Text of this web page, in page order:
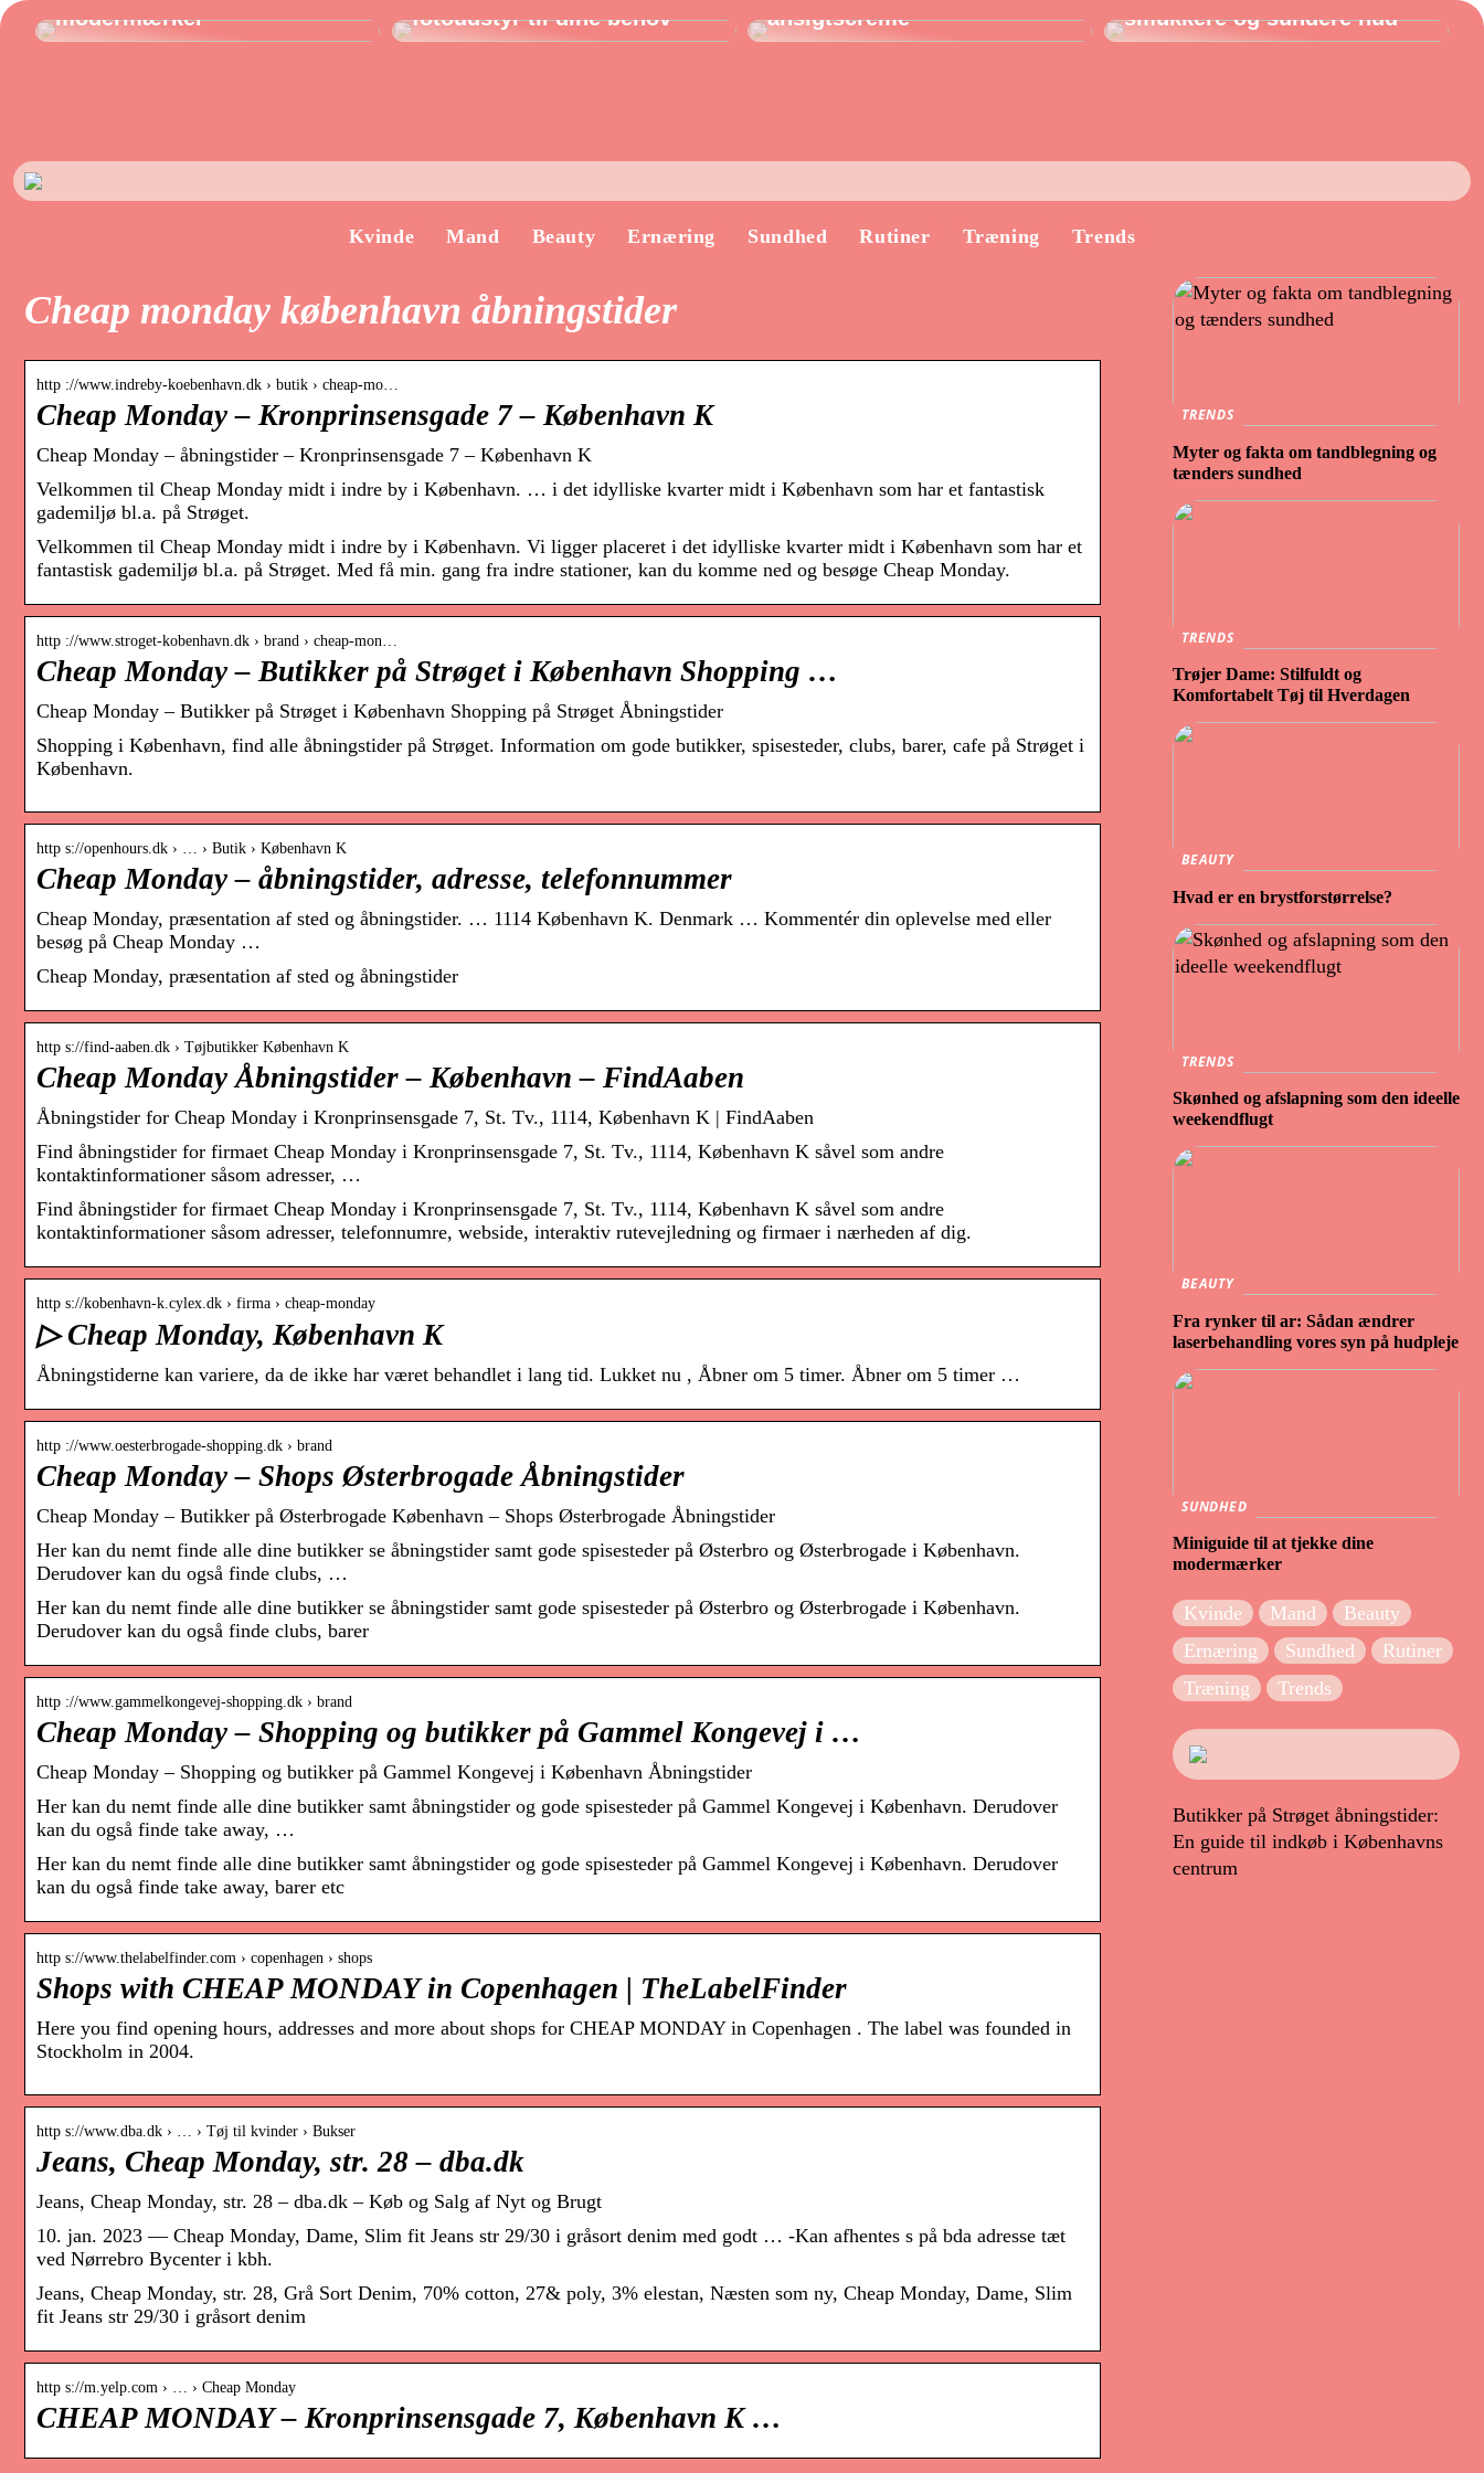
modermærker
fotoudstyr til dine behov
ansigtscreme
smukkere og sundere hud
Kvinde Mand Beauty Ernæring Sundhed Rutiner Træning Trends
Cheap monday københavn åbningstider
http ://www.indreby-koebenhavn.dk › butik › cheap-mo…
Cheap Monday – Kronprinsensgade 7 – København K
Cheap Monday – åbningstider – Kronprinsensgade 7 – København K
Velkommen til Cheap Monday midt i indre by i København. … i det idylliske kvarter midt i København som har et fantastisk
gademiljø bl.a. på Strøget.
Velkommen til Cheap Monday midt i indre by i København. Vi ligger placeret i det idylliske kvarter midt i København som har et
fantastisk gademiljø bl.a. på Strøget. Med få min. gang fra indre stationer, kan du komme ned og besøge Cheap Monday.
http ://www.stroget-kobenhavn.dk › brand › cheap-mon…
Cheap Monday – Butikker på Strøget i København Shopping …
Cheap Monday – Butikker på Strøget i København Shopping på Strøget Åbningstider
Shopping i København, find alle åbningstider på Strøget. Information om gode butikker, spisesteder, clubs, barer, cafe på Strøget i
København.
http s://openhours.dk › … › Butik › København K
Cheap Monday – åbningstider, adresse, telefonnummer
Cheap Monday, præsentation af sted og åbningstider. … 1114 København K. Denmark … Kommentér din oplevelse med eller
besøg på Cheap Monday …
Cheap Monday, præsentation af sted og åbningstider
http s://find-aaben.dk › Tøjbutikker København K
Cheap Monday Åbningstider – København – FindAaben
Åbningstider for Cheap Monday i Kronprinsensgade 7, St. Tv., 1114, København K | FindAaben
Find åbningstider for firmaet Cheap Monday i Kronprinsensgade 7, St. Tv., 1114, København K såvel som andre
kontaktinformationer såsom adresser, …
Find åbningstider for firmaet Cheap Monday i Kronprinsensgade 7, St. Tv., 1114, København K såvel som andre
kontaktinformationer såsom adresser, telefonnumre, webside, interaktiv rutevejledning og firmaer i nærheden af dig.
http s://kobenhavn-k.cylex.dk › firma › cheap-monday
▷ Cheap Monday, København K
Åbningstiderne kan variere, da de ikke har været behandlet i lang tid. Lukket nu , Åbner om 5 timer. Åbner om 5 timer …
http ://www.oesterbrogade-shopping.dk › brand
Cheap Monday – Shops Østerbrogade Åbningstider
Cheap Monday – Butikker på Østerbrogade København – Shops Østerbrogade Åbningstider
Her kan du nemt finde alle dine butikker se åbningstider samt gode spisesteder på Østerbro og Østerbrogade i København.
Derudover kan du også finde clubs, …
Her kan du nemt finde alle dine butikker se åbningstider samt gode spisesteder på Østerbro og Østerbrogade i København.
Derudover kan du også finde clubs, barer
http ://www.gammelkongevej-shopping.dk › brand
Cheap Monday – Shopping og butikker på Gammel Kongevej i …
Cheap Monday – Shopping og butikker på Gammel Kongevej i København Åbningstider
Her kan du nemt finde alle dine butikker samt åbningstider og gode spisesteder på Gammel Kongevej i København. Derudover
kan du også finde take away, …
Her kan du nemt finde alle dine butikker samt åbningstider og gode spisesteder på Gammel Kongevej i København. Derudover
kan du også finde take away, barer etc
http s://www.thelabelfinder.com › copenhagen › shops
Shops with CHEAP MONDAY in Copenhagen | TheLabelFinder
Here you find opening hours, addresses and more about shops for CHEAP MONDAY in Copenhagen . The label was founded in
Stockholm in 2004.
http s://www.dba.dk › … › Tøj til kvinder › Bukser
Jeans, Cheap Monday, str. 28 – dba.dk
Jeans, Cheap Monday, str. 28 – dba.dk – Køb og Salg af Nyt og Brugt
10. jan. 2023 — Cheap Monday, Dame, Slim fit Jeans str 29/30 i gråsort denim med godt … -Kan afhentes s på bda adresse tæt
ved Nørrebro Bycenter i kbh.
Jeans, Cheap Monday, str. 28, Grå Sort Denim, 70% cotton, 27& poly, 3% elestan, Næsten som ny, Cheap Monday, Dame, Slim
fit Jeans str 29/30 i gråsort denim
http s://m.yelp.com › … › Cheap Monday
CHEAP MONDAY – Kronprinsensgade 7, København K …
TRENDS
Myter og fakta om tandblegning og
tænders sundhed
TRENDS
Trøjer Dame: Stilfuldt og
Komfortabelt Tøj til Hverdagen
BEAUTY
Hvad er en brystforstørrelse?
TRENDS
Skønhed og afslapning som den ideelle
weekendflugt
BEAUTY
Fra rynker til ar: Sådan ændrer
laserbehandling vores syn på hudpleje
SUNDHED
Miniguide til at tjekke dine
modermærker
Kvinde Mand
Beauty
Ernæring
Sundhed
Rutiner
Træning
Trends
Butikker på Strøget åbningstider:
En guide til indkøb i Københavns
centrum